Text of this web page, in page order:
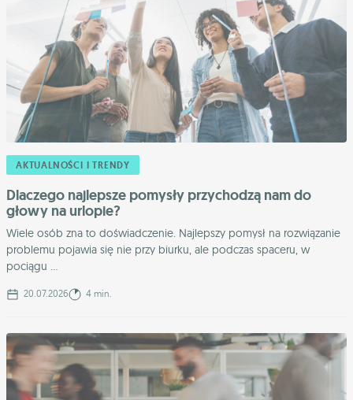
AKTUALNOŚCI I TRENDY
Dlaczego najlepsze pomysły przychodzą nam do
głowy na urlopie?
Wiele osób zna to doświadczenie. Najlepszy pomysł na rozwiązanie
problemu pojawia się nie przy biurku, ale podczas spaceru, w
pociągu ...
20.07.2026 4 min.